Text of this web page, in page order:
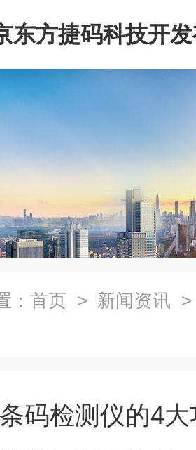
东方捷码科技开
： 首页 > 新闻资讯
条码检测仪的4